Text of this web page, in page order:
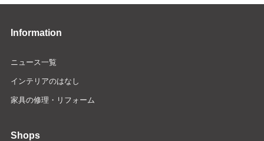
Information
ニュース一覧
インテリアのはなし
家具の修理・リフォーム
Shops